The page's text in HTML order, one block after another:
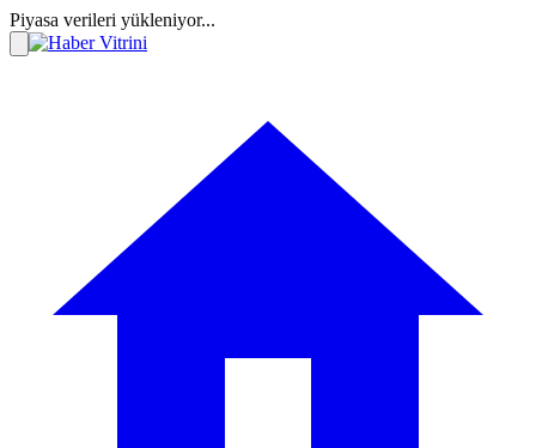
Piyasa verileri yükleniyor...